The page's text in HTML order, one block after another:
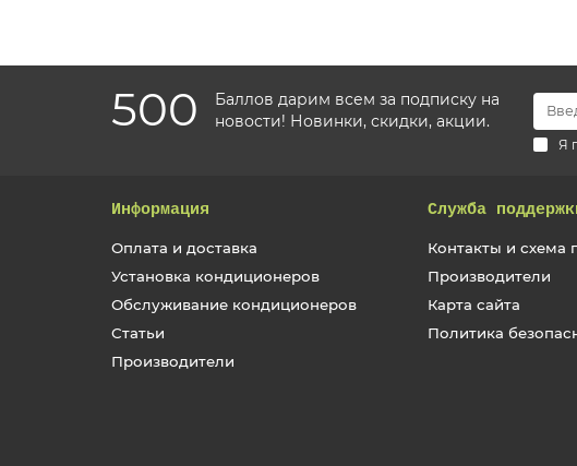
500
Баллов дарим всем за подписку на
новости! Новинки, скидки, акции.
Я
Информация
Оплата и доставка
Установка кондиционеров
Обслуживание кондиционеров
Статьи
Производители
Служба
Контакты и схема
Производители
Карта сайта
Политика